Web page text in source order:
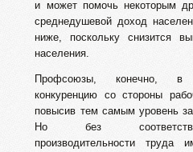
и может помочь некоторым
среднедушевой доход
ниже, поскольку снизится
населения.
Профсоюзы, конечно, в
конкуренцию со стороны
повысив тем самым уровень
Но без
производительности